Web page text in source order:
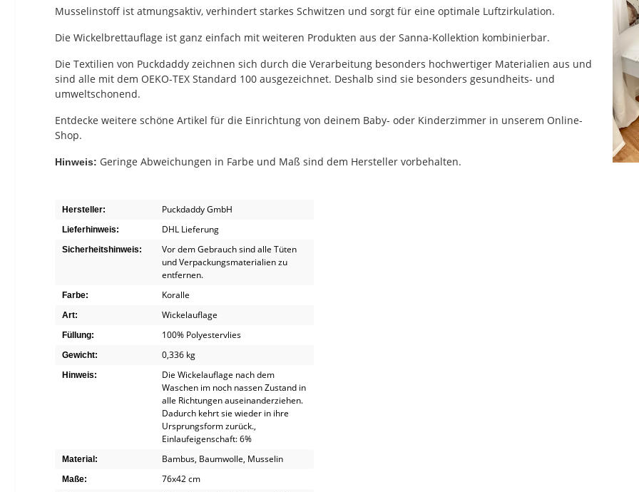
Musselinstoff ist atmungsaktiv, verhindert starkes Schwitzen und sorgt für eine optimale Luftzirkulation.
Die Wickelbrettauflage ist ganz einfach mit weiteren Produkten aus der Sanna-Kollektion kombinierbar.
Die Textilien von Puckdaddy zeichnen sich durch die Verarbeitung besonders hochwertiger Materialien aus und
sind alle mit dem OEKO-TEX Standard 100 ausgezeichnet. Deshalb sind sie besonders gesundheits- und
umweltschonend.
Entdecke weitere schöne Artikel für die Einrichtung von deinem Baby- oder Kinderzimmer in unserem Online-
Shop.
Hinweis: Geringe Abweichungen in Farbe und Maß sind dem Hersteller vorbehalten.
Hersteller: Puckdaddy GmbH
Lieferhinweis: DHL Lieferung
Sicherheitshinweis:
Vor dem Gebrauch sind alle Tüten
und Verpackungsmaterialien zu
entfernen.
Farbe: Koralle
Art: Wickelauflage
Füllung: 100% Polyestervlies
Gewicht: 0,336 kg
Hinweis:
Die Wickelauflage nach dem
Waschen im noch nassen Zustand in
alle Richtungen auseinanderziehen.
Dadurch kehrt sie wieder in ihre
Ursprungsform zurück.,
Einlaufeigenschaft: 6%
Material: Bambus, Baumwolle, Musselin
Maße: 76x42 cm